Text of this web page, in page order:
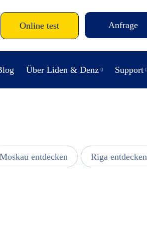
Online test Anfrage
Über Liden & Denz Support
Moskau entdecken Riga entdecken